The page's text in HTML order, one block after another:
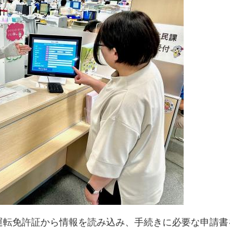
免許証から情報を読み込み、手続きに必要な申請書